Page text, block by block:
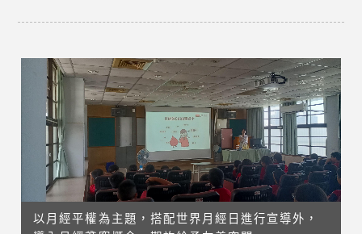
以月經平權為主題，搭配世界月經日進行宣導外，